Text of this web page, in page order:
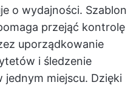
o wydajności. Szablon
przejąć kontrolę
uporządkowanie
i śledzenie
miejscu. Dzięki